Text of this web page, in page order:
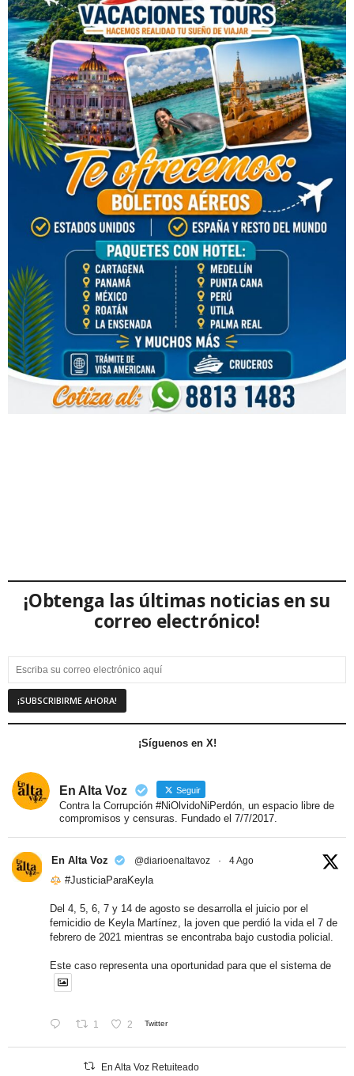
¡Obtenga las últimas noticias en su
correo electrónico!
¡Síguenos en X!
En Alta Voz Seguir
Contra la Corrupción #NiOlvidoNiPerdón, un espacio libre de
compromisos y censuras. Fundado el 7/7/2017.
En Alta Voz @diarioenaltavoz · 4 Ago
#JusticiaParaKeyla
Del 4, 5, 6, 7 y 14 de agosto se desarrolla el juicio por el
femicidio de Keyla Martínez, la joven que perdió la vida el 7 de
febrero de 2021 mientras se encontraba bajo custodia policial.
Este caso representa una oportunidad para que el sistema de
1 2 Twitter
En Alta Voz Retuiteado